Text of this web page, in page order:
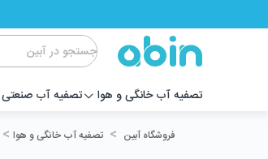
تصفیه آب خانگی و هوا تصفیه آب صنعتی
فروشگاه آبین > تصفیه آب خانگی و هوا >